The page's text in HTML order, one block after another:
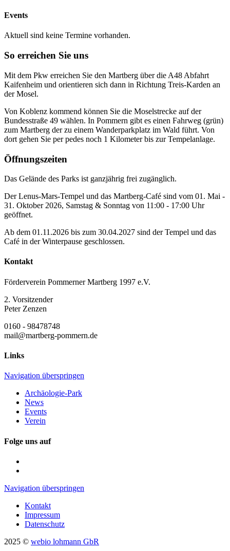
Events
Aktuell sind keine Termine vorhanden.
So erreichen Sie uns
Mit dem Pkw erreichen Sie den Martberg über die A48 Abfahrt
Kaifenheim und orientieren sich dann in Richtung Treis-Karden an
der Mosel.
Von Koblenz kommend können Sie die Moselstrecke auf der
Bundesstraße 49 wählen. In Pommern gibt es einen Fahrweg (grün)
zum Martberg der zu einem Wanderparkplatz im Wald führt. Von
dort gehen Sie per pedes noch 1 Kilometer bis zur Tempelanlage.
Öffnungszeiten
Das Gelände des Parks ist ganzjährig frei zugänglich.
Der Lenus-Mars-Tempel und das Martberg-Café sind vom 01. Mai -
31. Oktober 2026, Samstag & Sonntag von 11:00 - 17:00 Uhr
geöffnet.
Ab dem 01.11.2026 bis zum 30.04.2027 sind der Tempel und das
Café in der Winterpause geschlossen.
Kontakt
Förderverein Pommerner Martberg 1997 e.V.
2. Vorsitzender
Peter Zenzen
0160 - 98478748
mail@martberg-pommern.de
Links
Navigation überspringen
Archäologie-Park
News
Events
Verein
Folge uns auf
Navigation überspringen
Kontakt
Impressum
Datenschutz
2025 © webio lohmann GbR